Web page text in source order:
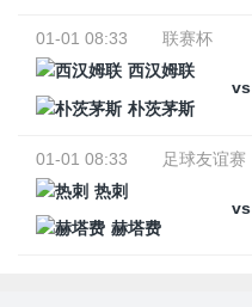
01-01 08:33
联赛杯
西汉姆联
vs
朴茨茅斯
01-01 08:33
足球友谊赛
热刺
vs
赫塔费